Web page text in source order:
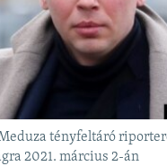
tényfeltáró
2021. március 2-án